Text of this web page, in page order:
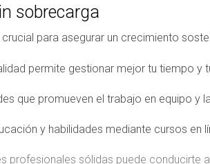
sobrecarga
para asegurar un crecimiento
permite gestionar mejor tu tiempo y
que promueven el trabajo en equipo y
y habilidades mediante cursos en
profesionales sólidas puede conducirte